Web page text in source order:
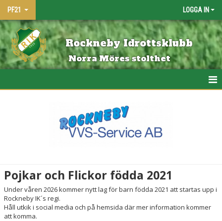
PF21 LOGGA IN
Rockneby Idrottsklubb
Norra Möres stolthet
BILDGALLERI
DOKUMENT
Pojkar och Flickor födda 2021
Under våren 2026 kommer nytt lag för barn födda 2021 att startas upp i
Rockneby IK´s regi.
Håll utkik i social media och på hemsida där mer information kommer
att komma.